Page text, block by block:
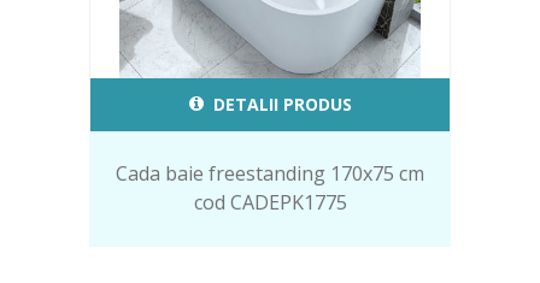
DETALII PRODUS
Cada baie freestanding 170x75 cm
cod CADEPK1775